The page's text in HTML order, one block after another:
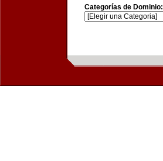
Categorías de Dominio: